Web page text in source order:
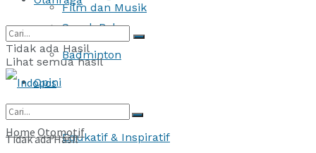
Sepak Bola
Badminton
Opini
Edukatif & Inspiratif
Film dan Musik
Tidak ada Hasil
Lihat semua hasil
Tidak ada Hasil
Home Otomotif